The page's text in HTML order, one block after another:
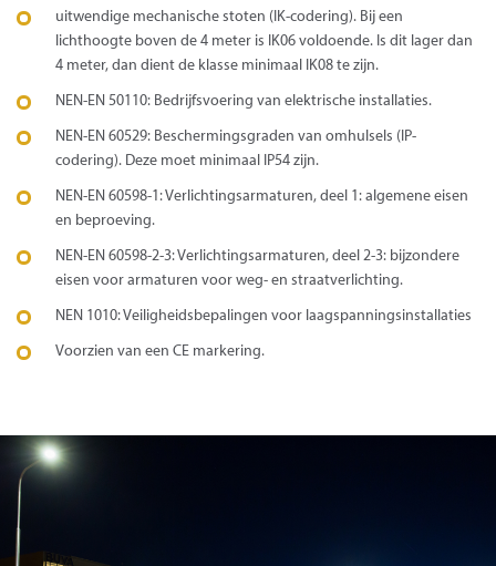
uitwendige mechanische stoten (IK-codering). Bij een
lichthoogte boven de 4 meter is IK06 voldoende. Is dit lager dan
4 meter, dan dient de klasse minimaal IK08 te zijn.
NEN-EN 50110: Bedrijfsvoering van elektrische installaties.
NEN-EN 60529: Beschermingsgraden van omhulsels (IP-
codering). Deze moet minimaal IP54 zijn.
NEN-EN 60598-1: Verlichtingsarmaturen, deel 1: algemene eisen
en beproeving.
NEN-EN 60598-2-3: Verlichtingsarmaturen, deel 2-3: bijzondere
eisen voor armaturen voor weg- en straatverlichting.
NEN 1010: Veiligheidsbepalingen voor laagspanningsinstallaties
Voorzien van een CE markering.